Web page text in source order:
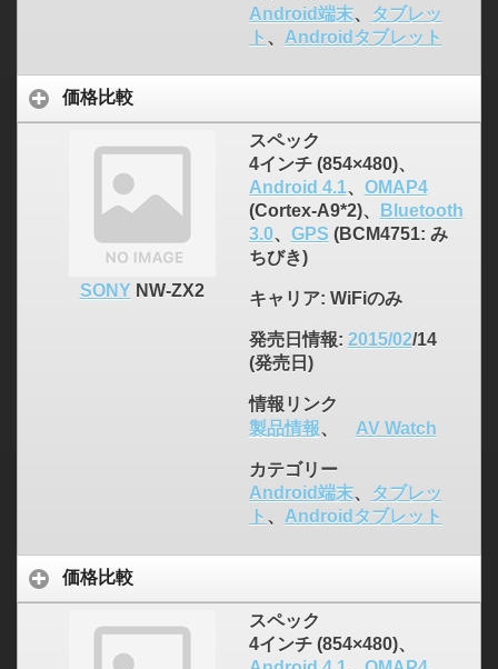
Android端末、
タブレッ
ト 、 Androidタブレット
価格比較
SONY NW-ZX2
スペック
4インチ (854×480)、
Android 4.1、 OMAP4
(Cortex-A9*2)、
Bluetooth
3.0、 GPS (BCM4751: み
ちびき)
キャリア: WiFiのみ
発売日情報: 2015/02/14
(発売日)
情報リンク
製品情報、 AV Watch
カテゴリー
Android端末、
タブレッ
ト 、 Androidタブレット
価格比較
スペック
4インチ (854×480)、